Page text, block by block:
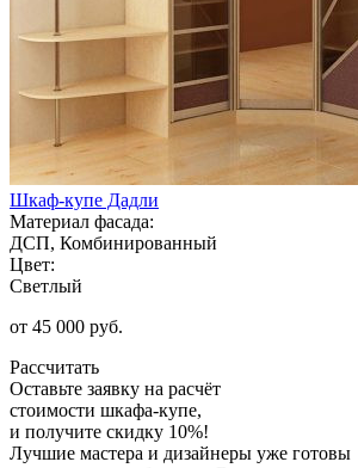
Шкаф-купе Дадли
Материал фасада:
ДСП, Комбинированный
Цвет:
Светлый
от 45 000 руб.
Рассчитать
Оставьте заявку на расчёт
стоимости шкафа-купе,
и получите скидку 10%!
Лучшие мастера и дизайнеры уже готовы